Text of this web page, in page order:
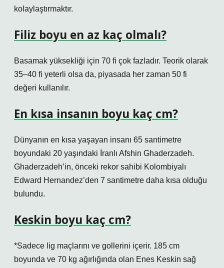
kolaylaştırmaktır.
Filiz boyu en az kaç olmalı?
Basamak yüksekliği için 70 fi çok fazladır. Teorik olarak
35–40 fi yeterli olsa da, piyasada her zaman 50 fi
değeri kullanılır.
En kısa insanın boyu kaç cm?
Dünyanın en kısa yaşayan insanı 65 santimetre
boyundaki 20 yaşındaki İranlı Afshin Ghaderzadeh.
Ghaderzadeh’in, önceki rekor sahibi Kolombiyalı
Edward Hernandez’den 7 santimetre daha kısa olduğu
bulundu.
Keskin boyu kaç cm?
*Sadece lig maçlarını ve gollerini içerir. 185 cm
boyunda ve 70 kg ağırlığında olan Enes Keskin sağ